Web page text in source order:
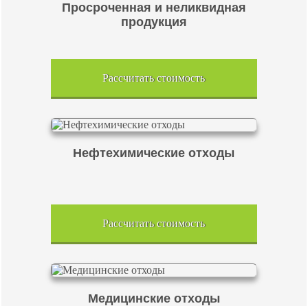
Просроченная и неликвидная
продукция
Рассчитать стоимость
Нефтехимические отходы
Рассчитать стоимость
Медицинские отходы